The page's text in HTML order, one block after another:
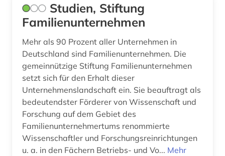
Studien, Stiftung
Familienunternehmen
Mehr als 90 Prozent aller Unternehmen in
Deutschland sind Familienunternehmen. Die
gemeinnützige Stiftung Familienunternehmen
setzt sich für den Erhalt dieser
Unternehmenslandschaft ein. Sie beauftragt als
bedeutendster Förderer von Wissenschaft und
Forschung auf dem Gebiet des
Familienunternehmertums renommierte
Wissenschaftler und Forschungsreinrichtungen
u. a. in den Fächern Betriebs- und Vo... Mehr